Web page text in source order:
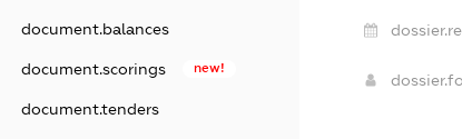
document.balances
document.scorings new!
document.tenders